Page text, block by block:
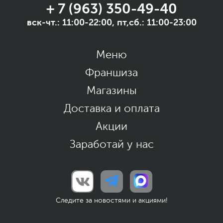
+ 7 (963) 350-49-40
вск-чт.: 11:00-22:00, пт,сб.: 11:00-23:00
Меню
Франшиза
Магазины
Доставка и оплата
Акции
Заработай у нас
Следите за новостями и акциями!